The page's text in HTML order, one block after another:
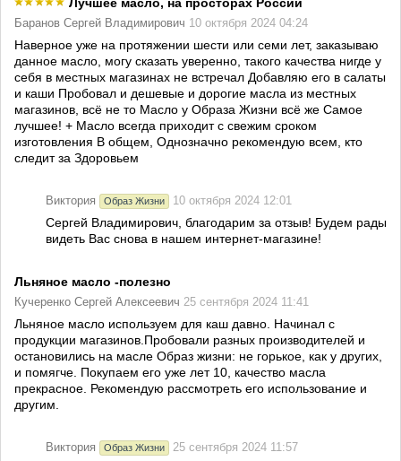
Баранов Сергей Владимирович 10 октября 2024 04:24
Наверное уже на протяжении шести или семи лет, заказываю
данное масло, могу сказать уверенно, такого качества нигде у
себя в местных магазинах не встречал Добавляю его в салаты
и каши Пробовал и дешевые и дорогие масла из местных
магазинов, всё не то Масло у Образа Жизни всё же Самое
лучшее! + Масло всегда приходит с свежим сроком
изготовления В общем, Однозначно рекомендую всем, кто
следит за Здоровьем
Виктория Образ Жизни 10 октября 2024 12:01
Сергей Владимирович, благодарим за отзыв! Будем рады
видеть Вас снова в нашем интернет-магазине!
Льняное масло -полезно
Кучеренко Сергей Алексеевич 25 сентября 2024 11:41
Льняное масло используем для каш давно. Начинал с
продукции магазинов.Пробовали разных производителей и
остановились на масле Образ жизни: не горькое, как у других,
и помягче. Покупаем его уже лет 10, качество масла
прекрасное. Рекомендую рассмотреть его использование и
другим.
Виктория Образ Жизни 25 сентября 2024 11:57